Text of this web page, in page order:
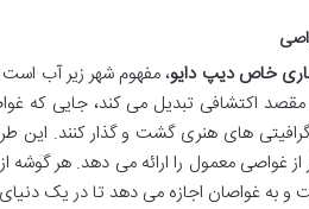
خاص دیپ دایو، مفهوم شهر زیر آب
اکتشافی تبدیل می کند، جایی که
های هنری گشت و گذار کنند. این
غواصی معمول را ارائه می دهد. هر گوشه
غواصان اجازه می دهد تا در یک